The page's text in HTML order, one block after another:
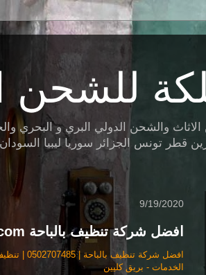
للشحن
والشحن الدولي البري و البحري
قطر تونس الجزائر سوريا ليبيا السودان
9/19/2020
افضل شركة تنظيف بالباحة bareeq-clean.com
افضل
الخدمات - بريق كليين